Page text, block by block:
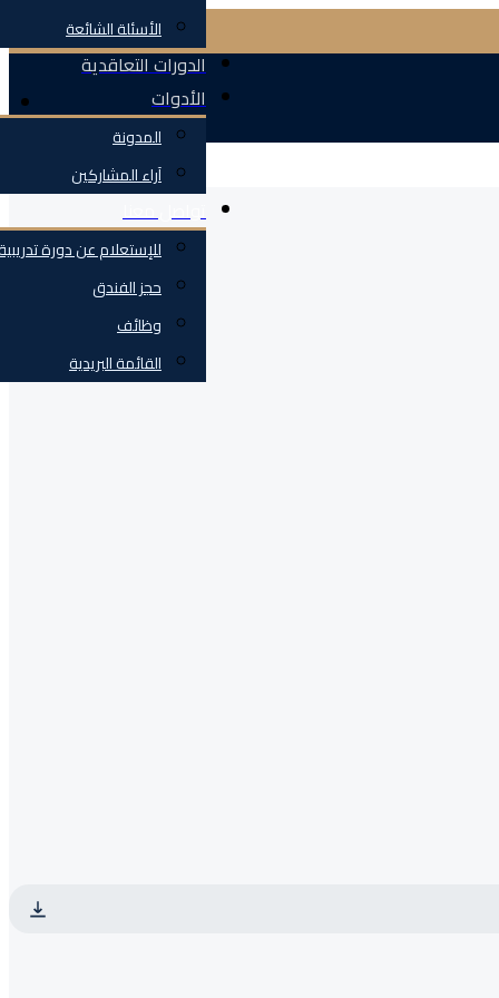
الأسئلة الشائعة
الدورات التعاقدية
الأدوات
المدونة
آراء المشاركين
تواصل معنا
للإستعلام عن دورة
حجز الفندق
وظائف
القائمة البريدية